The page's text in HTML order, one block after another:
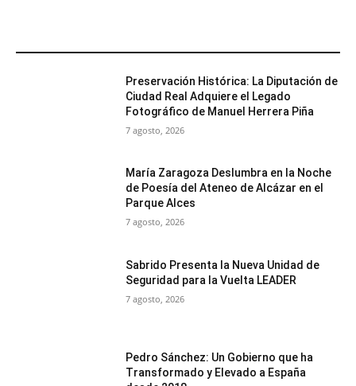
Preservación Histórica: La Diputación de
Ciudad Real Adquiere el Legado
Fotográfico de Manuel Herrera Piña
7 agosto, 2026
María Zaragoza Deslumbra en la Noche
de Poesía del Ateneo de Alcázar en el
Parque Alces
7 agosto, 2026
Sabrido Presenta la Nueva Unidad de
Seguridad para la Vuelta LEADER
7 agosto, 2026
Pedro Sánchez: Un Gobierno que ha
Transformado y Elevado a España